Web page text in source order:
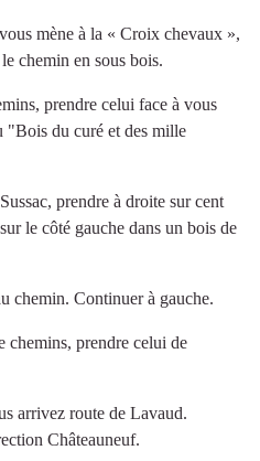
mène à la « Croix chevaux »,
chemin en sous bois.
prendre celui face à vous
"Bois du curé et des mille
prendre à droite sur cent
le côté gauche dans un bois de
chemin. Continuer à gauche.
chemins, prendre celui de
arrivez route de Lavaud.
Châteauneuf.